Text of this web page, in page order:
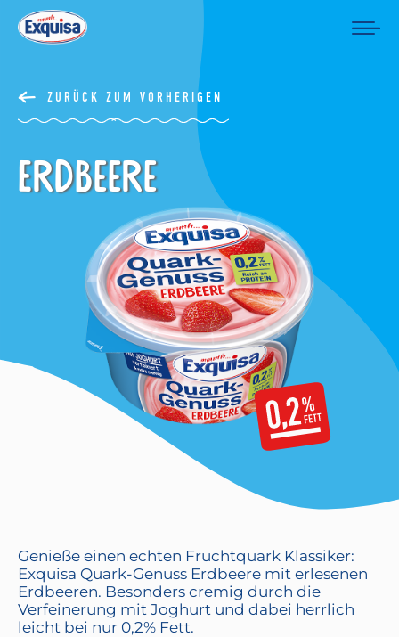
ZURÜCK ZUM VORHERIGEN
Erdbeere
Genieße einen echten Fruchtquark Klassiker:
Exquisa Quark-Genuss Erdbeere mit erlesenen
Erdbeeren. Besonders cremig durch die
Verfeinerung mit Joghurt und dabei herrlich
leicht bei nur 0,2% Fett.